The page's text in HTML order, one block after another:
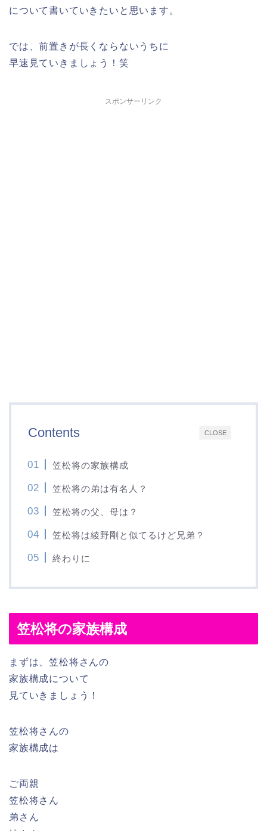
について書いていきたいと思います。
では、前置きが長くならないうちに
早速見ていきましょう！笑
スポンサーリンク
CLOSE
Contents
笠松将の家族構成
笠松将の弟は有名人？
笠松将の父、母は？
笠松将は綾野剛と似てるけど兄弟？
終わりに
笠松将の家族構成
まずは、笠松将さんの
家族構成について
見ていきましょう！
笠松将さんの
家族構成は
ご両親
笠松将さん
弟さん